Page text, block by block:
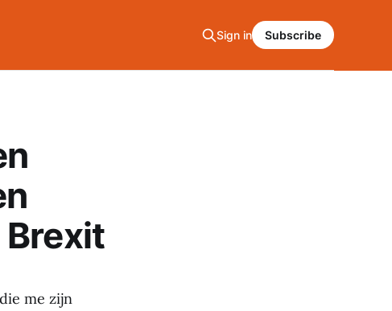
Sign in Subscribe
me zijn